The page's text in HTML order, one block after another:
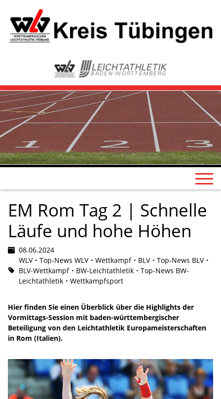
EM Rom Tag 2 | Schnelle
Läufe und hohe Höhen
08.06.2024
WLV
Top-News WLV Wettkampf BLV
Top-News BLV
BLV-Wettkampf
BW-Leichtathletik
Top-News BW-
Leichtathletik
Wettkampfsport
Hier finden Sie einen Überblick über die Highlights der
Vormittags-Session mit baden-württembergischer
Beteiligung von den Leichtathletik Europameisterschaften
in Rom (Italien).